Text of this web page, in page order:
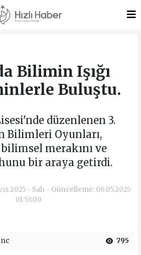
Bilimin Işığı
Buluştu.
düzenlenen 3.
Bilimleri Oyunları,
merakını ve
bir araya getirdi.
2025 - Salı - Güncelleme: 06.05.2025
01:53:00
795